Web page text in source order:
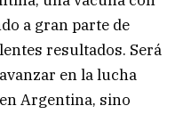
a gran parte de
resultados. Será
en la lucha
Argentina, sino